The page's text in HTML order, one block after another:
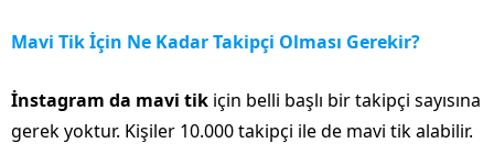
Mavi Tik İçin Ne Kadar Takipçi Olması Gerekir?
İnstagram da mavi tik için belli başlı bir takipçi sayısına
gerek yoktur. Kişiler 10.000 takipçi ile de mavi tik alabilir.